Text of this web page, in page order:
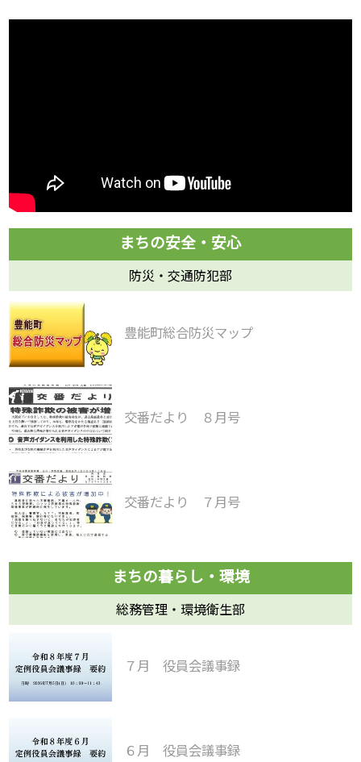
防災・交通防犯部
豊能町総合防災マップ
交番だより ８月号
交番だより ７月号
総務管理・環境衛生部
７月 役員会議事録
６月 役員会議事録